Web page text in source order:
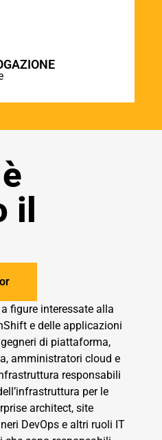
il
figure interessate alla
e delle applicazioni
di piattaforma,
amministratori cloud e
responsabili
per le
architect, site
DevOps e altri ruoli IT